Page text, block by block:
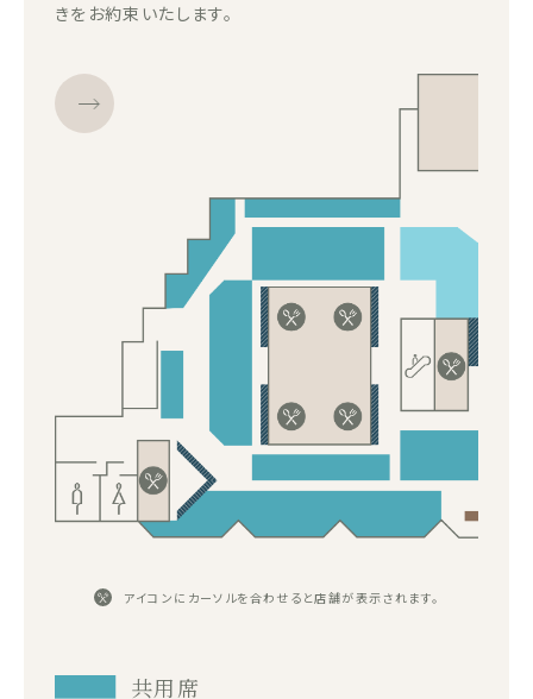
きをお約束いたします。
アイコンにカーソルを合わせると店舗が表示されます。
共用席